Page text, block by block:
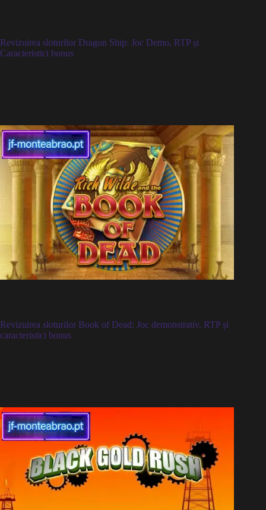
Revizuirea sloturilor Dragon Ship: Joc Demo, RTP și
Caracteristici bonus
Revizuirea sloturilor Book of Dead: Joc demonstrativ, RTP și
caracteristici bonus